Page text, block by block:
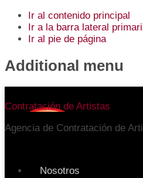
Ir al contenido principal
Ir a la barra lateral
Ir al pie de página
Additional menu
Contratación de Artistas
Agencia de Contratación de
Nosotros